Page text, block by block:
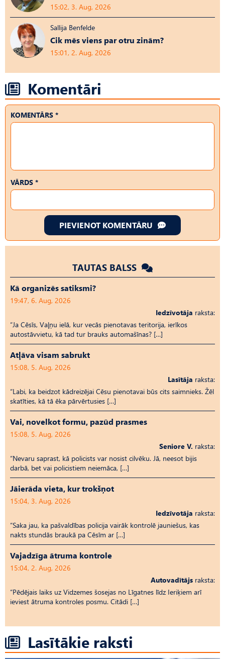
15:02, 3. Aug, 2026
Sallija Benfelde
Cik mēs viens par otru zinām?
15:01, 2. Aug, 2026
Komentāri
KOMENTĀRS *
VĀRDS *
PIEVIENOT KOMENTĀRU
TAUTAS BALSS
Kā organizēs satiksmi?
19:47, 6. Aug, 2026
Iedzīvotāja raksta:
“Ja Cēsīs, Vaļņu ielā, kur vecās pienotavas teritorija, ierīkos
autostāvvietu, kā tad tur brauks automašīnas? […]
Atļāva visam sabrukt
15:08, 5. Aug, 2026
Lasītāja raksta:
“Labi, ka beidzot kādreizējai Cēsu pienotavai būs cits saimnieks. Žēl
skatīties, kā tā ēka pārvērtusies […]
Vai, novelkot formu, pazūd prasmes
15:08, 5. Aug, 2026
Seniore V. raksta:
“Nevaru saprast, kā policists var nosist cilvēku. Jā, neesot bijis
darbā, bet vai policistiem neiemāca, […]
Jāierāda vieta, kur trokšņot
15:04, 3. Aug, 2026
Iedzīvotāja raksta:
“Saka jau, ka pašvaldības policija vairāk kontrolē jauniešus, kas
nakts stundās braukā pa Cēsīm ar […]
Vajadzīga ātruma kontrole
15:04, 2. Aug, 2026
Autovadītājs raksta:
“Pēdējais laiks uz Vid­ze­mes šosejas no Līgatnes līdz Ieriķiem arī
ieviest ātruma kontroles posmu. Citādi […]
Lasītākie raksti